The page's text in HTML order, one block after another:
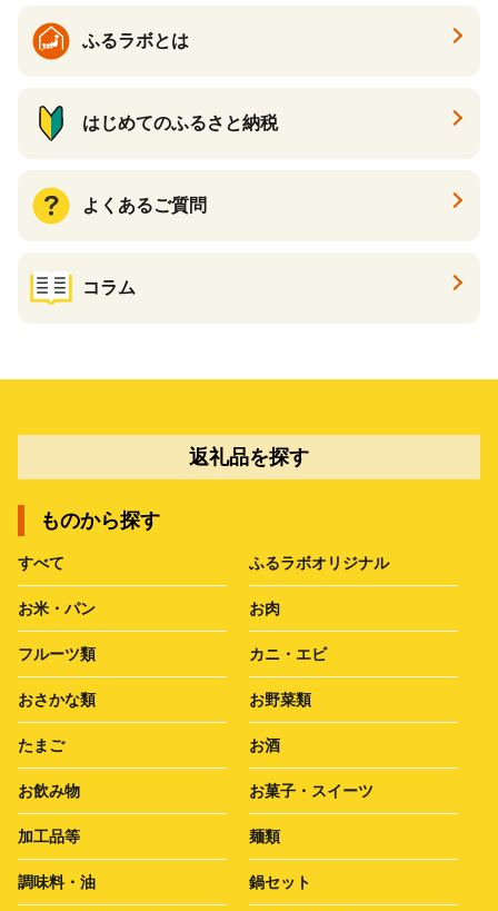
ふるラボとは
はじめてのふるさと納税
よくあるご質問
コラム
返礼品を探す
ものから探す
すべて ふるラボオリジナル
お米・パン お肉
フルーツ類 カニ・エビ
おさかな類 お野菜類
たまご お酒
お飲み物 お菓子・スイーツ
加工品等 麺類
調味料・油 鍋セット